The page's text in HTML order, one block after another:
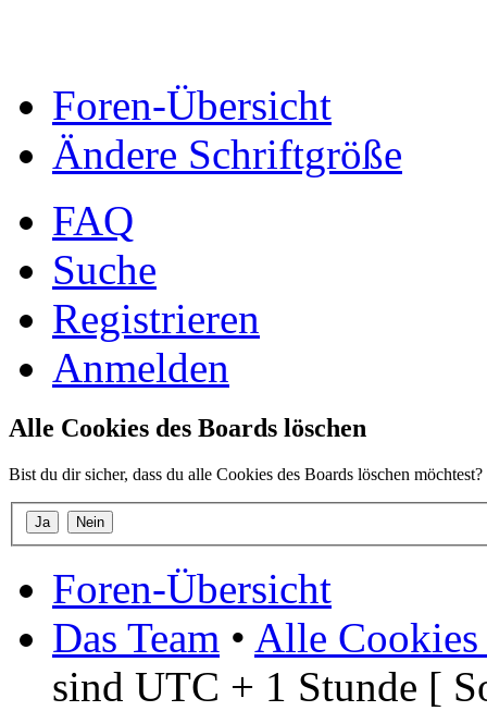
Foren-Übersicht
Ändere Schriftgröße
FAQ
Suche
Registrieren
Anmelden
Alle Cookies des Boards löschen
Bist du dir sicher, dass du alle Cookies des Boards löschen möchtest?
Foren-Übersicht
Das Team • Alle Cookies
sind UTC + 1 Stunde [